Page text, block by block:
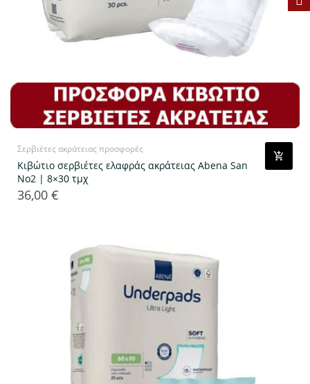
Σερβιέτες ακράτειας προσφορές
Κιβώτιο σερβιέτες ελαφράς ακράτειας Abena San
No2 | 8×30 τμχ
Τιμή
36,00 €